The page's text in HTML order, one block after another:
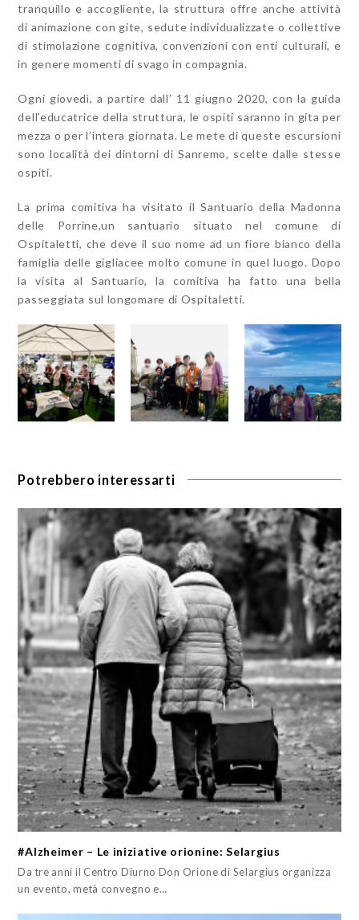
tranquillo e accogliente, la struttura offre anche attività
di animazione con gite, sedute individualizzate o collettive
di stimolazione cognitiva, convenzioni con enti culturali, e
in genere momenti di svago in compagnia.
Ogni giovedì, a partire dall’ 11 giugno 2020, con la guida
dell’educatrice della struttura, le ospiti saranno in gita per
mezza o per l’intera giornata. Le mete di queste escursioni
sono località dei dintorni di Sanremo, scelte dalle stesse
ospiti.
La prima comitiva ha visitato il Santuario della Madonna
delle Porrine,un santuario situato nel comune di
Ospitaletti, che deve il suo nome ad un fiore bianco della
famiglia delle gigliacee molto comune in quel luogo. Dopo
la visita al Santuario, la comitiva ha fatto una bella
passeggiata sul longomare di Ospitaletti.
Potrebbero interessarti
#Alzheimer – Le iniziative orionine: Selargius
Da tre anni il Centro Diurno Don Orione di Selargius organizza
un evento, metà convegno e…